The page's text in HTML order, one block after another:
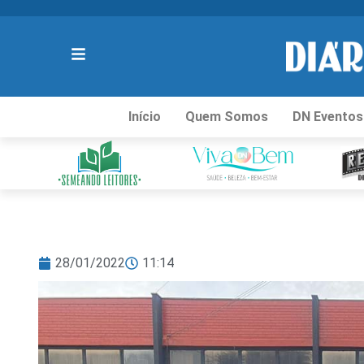
Início Quem Somos DN Eventos
28/01/2022 11:14